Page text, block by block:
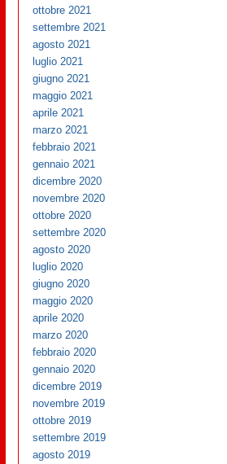
ottobre 2021
settembre 2021
agosto 2021
luglio 2021
giugno 2021
maggio 2021
aprile 2021
marzo 2021
febbraio 2021
gennaio 2021
dicembre 2020
novembre 2020
ottobre 2020
settembre 2020
agosto 2020
luglio 2020
giugno 2020
maggio 2020
aprile 2020
marzo 2020
febbraio 2020
gennaio 2020
dicembre 2019
novembre 2019
ottobre 2019
settembre 2019
agosto 2019